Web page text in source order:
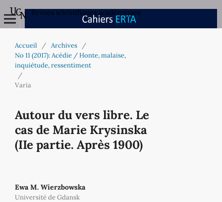
Revues scientifiques académiques
Accueil / Archives
/
No 11 (2017): Acédie / Honte, malaise,
inquiétude, ressentiment
/
Varia
Autour du vers libre. Le
cas de Marie Krysinska
(IIe partie. Après 1900)
Ewa M. Wierzbowska
Université de Gdansk